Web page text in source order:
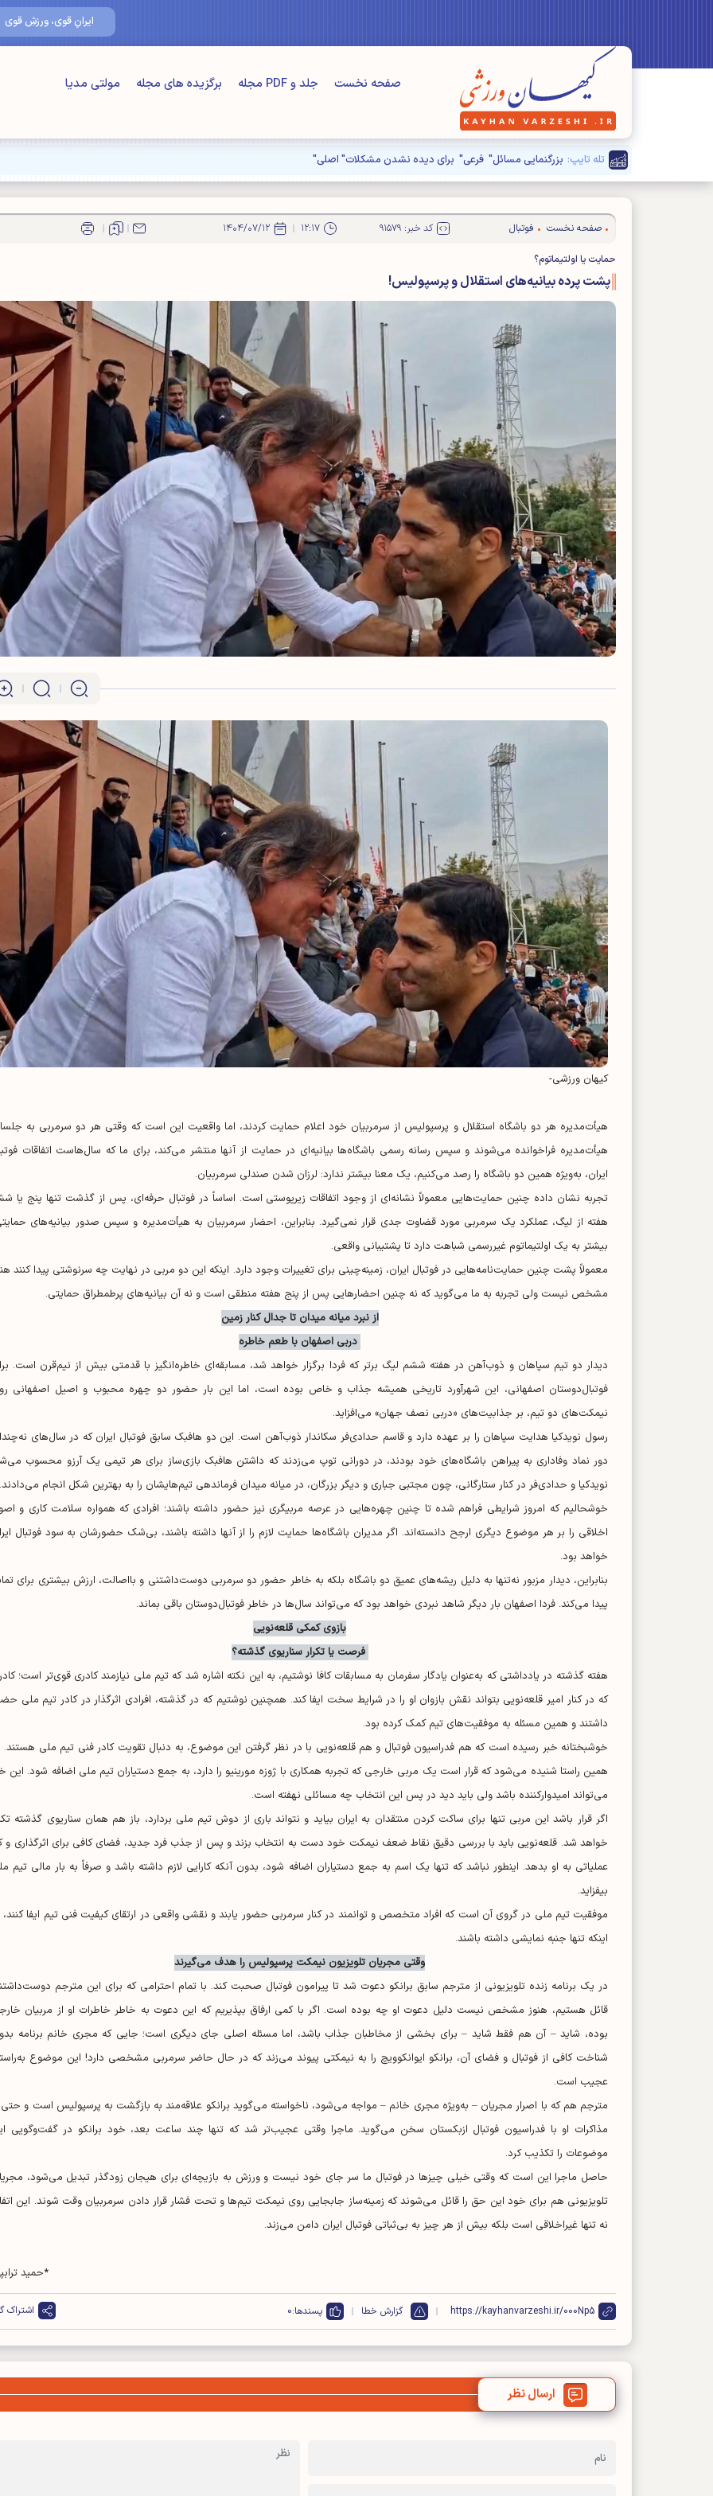
ایرانِ قوی، ورزشِ قوی ۱۶/مرداد/۱۴۰۵
صفحه نخست جلد و PDF مجله برگزیده های مجله مولتی مدیا
تله تایپ:
صفحه نخست فوتبال کد خبر: ۹۱۵۷۹ ۱۲:۱۷ ۱۴۰۴/۰۷/۱۲
حمایت یا اولتیماتوم؟
پشت پرده بیانیه‌های استقلال و پرسپولیس!
کیهان ورزشی-
هیأت‌مدیره هر دو باشگاه استقلال و پرسپولیس از سرمربیان خود اعلام حمایت کردند، اما واقعیت این است که وقتی هر دو سرمربی به
هیأت‌مدیره فراخوانده می‌شوند و سپس رسانه رسمی باشگاه‌ها بیانیه‌ای در حمایت از آنها منتشر می‌کند، برای ما که سال‌هاست اتفاقات
ایران، به‌ویژه همین دو باشگاه را رصد می‌کنیم، یک معنا بیشتر ندارد: لرزان شدن صندلی سرمربیان.
تجربه نشان داده چنین حمایت‌هایی معمولاً نشانه‌ای از وجود اتفاقات زیرپوستی است. اساساً در فوتبال حرفه‌ای، پس از گذشت تنها پنج یا
هفته از لیگ، عملکرد یک سرمربی مورد قضاوت جدی قرار نمی‌گیرد. بنابراین، احضار سرمربیان به هیأت‌مدیره و سپس صدور بیانیه‌های
بیشتر به یک اولتیماتوم غیررسمی شباهت دارد تا پشتیبانی واقعی.
معمولاً پشت چنین حمایت‌نامه‌هایی در فوتبال ایران، زمینه‌چینی برای تغییرات وجود دارد. اینکه این دو مربی در نهایت چه سرنوشتی پیدا کنند
مشخص نیست ولی تجربه به ما می‌گوید که نه چنین احضار‌هایی پس از پنج هفته منطقی است و نه آن بیانیه‌های پرطمطراق حمایتی.
از نبرد میانه میدان تا جدال کنار زمین
دربی اصفهان با طعم خاطره
دیدار دو تیم سپاهان و ذوب‌آهن در هفته ششم لیگ برتر که فردا برگزار خواهد شد، مسابقه‌ای خاطره‌انگیز با قدمتی بیش از نیم‌قرن است.
فوتبال‌دوستان اصفهانی، این شهرآورد تاریخی همیشه جذاب و خاص بوده است، اما این بار حضور دو چهره محبوب و اصیل اصفهانی
نیمکت‌های دو تیم، بر جذابیت‌های «دربی نصف جهان» می‌افزاید.
رسول نویدکیا هدایت سپاهان را بر عهده دارد و قاسم حدادی‌فر سکاندار ذوب‌آهن است. این دو هافبک سابق فوتبال ایران که در سال‌های
دور نماد وفاداری به پیراهن باشگاه‌های خود بودند، در دورانی توپ می‌زدند که داشتن هافبک بازی‌ساز برای هر تیمی یک آرزو محسوب
نویدکیا و حدادی‌فر در کنار ستارگانی، چون مجتبی جباری و دیگر بزرگان، در میانه میدان فرماندهی تیم‌هایشان را به بهترین شکل انجام می‌دادند.
خوشحالیم که امروز شرایطی فراهم شده تا چنین چهره‌هایی در عرصه مربیگری نیز حضور داشته باشند؛ افرادی که همواره سلامت کاری و
اخلاقی را بر هر موضوع دیگری ارجح دانسته‌اند. اگر مدیران باشگاه‌ها حمایت لازم را از آنها داشته باشند، بی‌شک حضورشان به سود فوتبال
خواهد بود.
بنابراین، دیدار مزبور نه‌تنها به دلیل ریشه‌های عمیق دو باشگاه بلکه به خاطر حضور دو سرمربی دوست‌داشتنی و بااصالت، ارزش بیشتری برای
پیدا می‌کند. فردا اصفهان بار دیگر شاهد نبردی خواهد بود که می‌تواند سال‌ها در خاطر فوتبال‌دوستان باقی بماند.
بازوی کمکی قلعه‌نویی
فرصت یا تکرار سناریوی گذشته؟
هفته گذشته در یادداشتی که به‌عنوان یادگار سفرمان به مسابقات کافا نوشتیم، به این نکته اشاره شد که تیم ملی نیازمند کادری قوی‌تر است؛
که در کنار امیر قلعه‌نویی بتواند نقش بازوان او را در شرایط سخت ایفا کند. همچنین نوشتیم که در گذشته، افرادی اثرگذار در کادر تیم ملی
داشتند و همین مسئله به موفقیت‌های تیم کمک کرده بود.
خوشبختانه خبر رسیده است که هم فدراسیون فوتبال و هم قلعه‌نویی با در نظر گرفتن این موضوع، به دنبال تقویت کادر فنی تیم ملی هستند.
همین راستا شنیده می‌شود که قرار است یک مربی خارجی که تجربه همکاری با ژوزه مورینیو را دارد، به جمع دستیاران تیم ملی اضافه شود. این
می‌تواند امیدوارکننده باشد ولی باید دید در پس این انتخاب چه مسائلی نهفته است.
اگر قرار باشد این مربی تنها برای ساکت کردن منتقدان به ایران بیاید و نتواند باری از دوش تیم ملی بردارد، باز هم همان سناریوی گذشته
خواهد شد. قلعه‌نویی باید با بررسی دقیق نقاط ضعف نیمکت خود دست به انتخاب بزند و پس از جذب فرد جدید، فضای کافی برای اثرگذاری و
عملیاتی به او بدهد. اینطور نباشد که تنها یک اسم به جمع دستیاران اضافه شود، بدون آنکه کارایی لازم داشته باشد و صرفاً به بار مالی تیم
بیفزاید.
موفقیت تیم ملی در گروی آن است که افراد متخصص و توانمند در کنار سرمربی حضور یابند و نقشی واقعی در ارتقای کیفیت فنی تیم ایفا کنند،
اینکه تنها جنبه نمایشی داشته باشند.
وقتی مجریان تلویزیون نیمکت پرسپولیس را هدف می‌گیرند
در یک برنامه زنده تلویزیونی از مترجم سابق برانکو دعوت شد تا پیرامون فوتبال صحبت کند. با تمام احترامی که برای این مترجم
قائل هستیم، هنوز مشخص نیست دلیل دعوت او چه بوده است. اگر با کمی ارفاق بپذیریم که این دعوت به خاطر خاطرات او از مربیان
بوده، شاید – آن هم فقط شاید – برای بخشی از مخاطبان جذاب باشد، اما مسئله اصلی جای دیگری است؛ جایی که مجری خانم برنامه
شناخت کافی از فوتبال و فضای آن، برانکو ایوانکوویچ را به نیمکتی پیوند می‌زند که در حال حاضر سرمربی مشخصی دارد! این موضوع
عجیب است.
مترجم هم که با اصرار مجریان – به‌ویژه مجری خانم – مواجه می‌شود، ناخواسته می‌گوید برانکو علاقه‌مند به بازگشت به پرسپولیس است و حتی
مذاکرات او با فدراسیون فوتبال ازبکستان سخن می‌گوید. ماجرا وقتی عجیب‌تر شد که تنها چند ساعت بعد، خود برانکو در گفت‌وگویی
موضوعات را تکذیب کرد.
حاصل ماجرا این است که وقتی خیلی چیز‌ها در فوتبال ما سر جای خود نیست و ورزش به بازیچه‌ای برای هیجان زودگذر تبدیل می‌شود،
تلویزیونی هم برای خود این حق را قائل می‌شوند که زمینه‌ساز جابجایی روی نیمکت تیم‌ها و تحت فشار قرار دادن سرمربیان وقت شوند. این
نه تنها غیراخلاقی است بلکه بیش از هر چیز به بی‌ثباتی فوتبال ایران دامن می‌زند.
*حمید
https://kayhanvarzeshi.ir/000Np5 گزارش خطا پسندها:0 اشتراک
ارسال نظر